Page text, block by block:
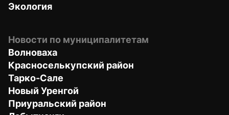
Экология
Новости по муниципалитетам
Волноваха
Красноселькупский район
Тарко-Сале
Новый Уренгой
Приуральский район